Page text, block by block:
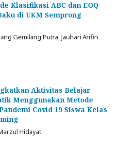
Klasifikasi ABC dan EOQ
di UKM Semprong
Gemilang Putra, Jauhari Arifin
Aktivitas Belajar
Menggunakan Metode
Covid 19 Siswa Kelas
Hidayat